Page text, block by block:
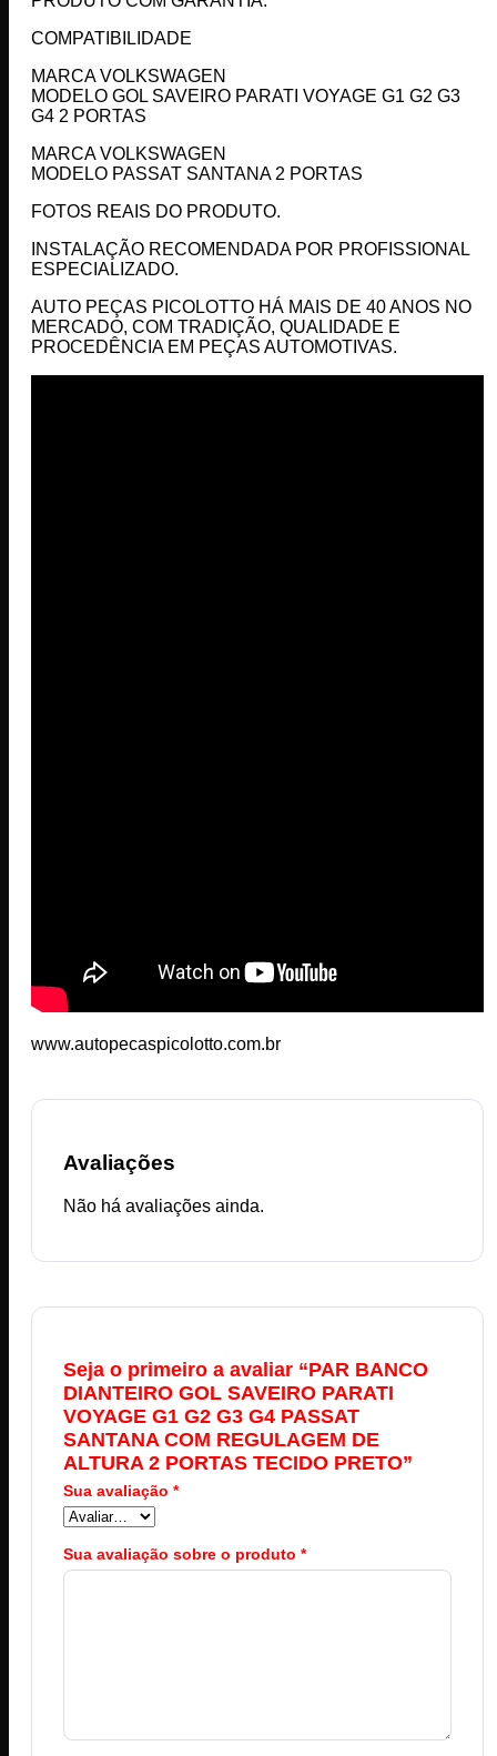
COMPATIBILIDADE
MARCA VOLKSWAGEN
MODELO GOL SAVEIRO PARATI VOYAGE G1 G2 G3
G4 2 PORTAS
MARCA VOLKSWAGEN
MODELO PASSAT SANTANA 2 PORTAS
FOTOS REAIS DO PRODUTO.
INSTALAÇÃO RECOMENDADA POR PROFISSIONAL
ESPECIALIZADO.
AUTO PEÇAS PICOLOTTO HÁ MAIS DE 40 ANOS NO
MERCADO, COM TRADIÇÃO, QUALIDADE E
PROCEDÊNCIA EM PEÇAS AUTOMOTIVAS.
www.autopecaspicolotto.com.br
Avaliações
Não há avaliações ainda.
Seja o primeiro a avaliar “PAR BANCO
DIANTEIRO GOL SAVEIRO PARATI
VOYAGE G1 G2 G3 G4 PASSAT
SANTANA COM REGULAGEM DE
ALTURA 2 PORTAS TECIDO PRETO”
Sua avaliação *
Sua avaliação sobre o produto *